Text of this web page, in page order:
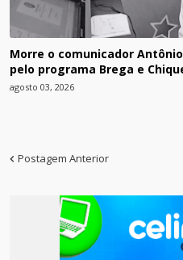
Morre o comunicador
pelo programa Brega e
agosto 03, 2026
Postagem Anterior